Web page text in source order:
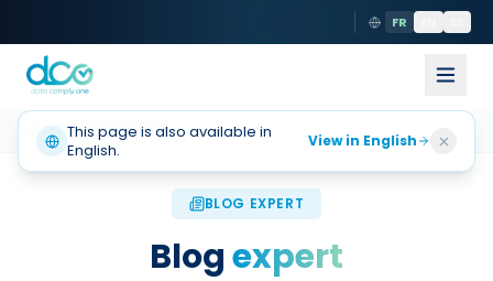
FR
Accueil Actualités
BLOG EXPERT
Blogexpert
This page is also available in
English.
View in English